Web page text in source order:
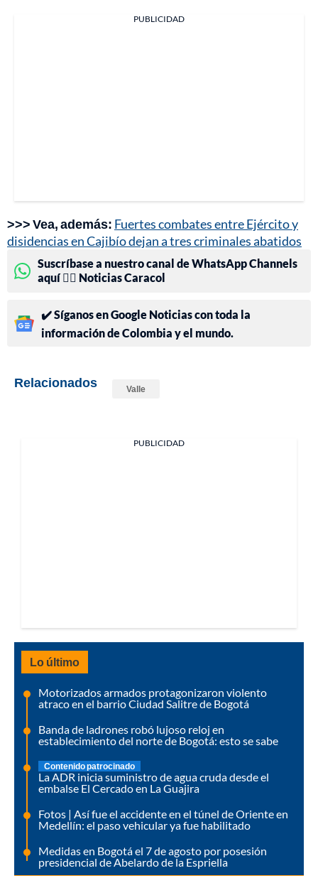
PUBLICIDAD
>>> Vea, además: Fuertes combates entre Ejército y
disidencias en Cajibío dejan a tres criminales abatidos
Suscríbase a nuestro canal de WhatsApp Channels
aquí 👉🏻 Noticias Caracol
✔️ Síganos en Google Noticias con toda la
información de Colombia y el mundo.
Relacionados Valle
PUBLICIDAD
Lo último
Motorizados armados protagonizaron violento
atraco en el barrio Ciudad Salitre de Bogotá
Banda de ladrones robó lujoso reloj en
establecimiento del norte de Bogotá: esto se sabe
Contenido patrocinado
La ADR inicia suministro de agua cruda desde el
embalse El Cercado en La Guajira
Fotos | Así fue el accidente en el túnel de Oriente en
Medellín: el paso vehicular ya fue habilitado
Medidas en Bogotá el 7 de agosto por posesión
presidencial de Abelardo de la Espriella